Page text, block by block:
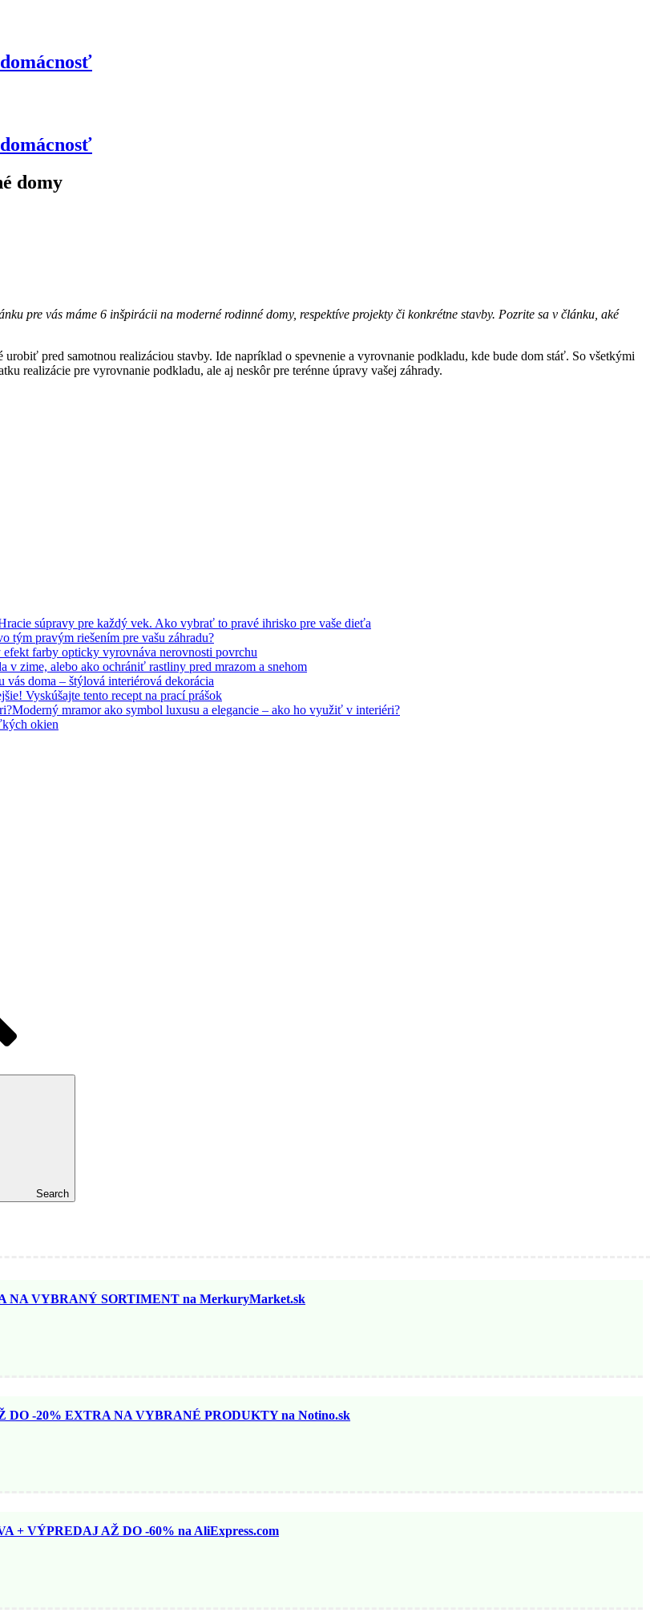
domy
pre vás máme 6 inšpirácii na moderné rodinné domy, respektíve projekty či konkrétne stavby. Pozrite sa v článku, aké
pred samotnou realizáciou stavby. Ide napríklad o spevnenie a vyrovnanie podkladu, kde bude dom stáť. So všetkými
realizácie pre vyrovnanie podkladu, ale aj neskôr pre terénne úpravy vašej záhrady.
súpravy pre každý vek. Ako vybrať to pravé ihrisko pre vaše dieťa
tým pravým riešením pre vašu záhradu?
farby opticky vyrovnáva nerovnosti povrchu
v zime, alebo ako ochrániť rastliny pred mrazom a snehom
vás doma – štýlová interiérová dekorácia
Vyskúšajte tento recept na prací prášok
Moderný mramor ako symbol luxusu a elegancie – ako ho využiť v interiéri?
okien
Search
VYBRANÝ SORTIMENT na MerkuryMarket.sk
-20% EXTRA NA VYBRANÉ PRODUKTY na Notino.sk
+ VÝPREDAJ AŽ DO -60% na AliExpress.com